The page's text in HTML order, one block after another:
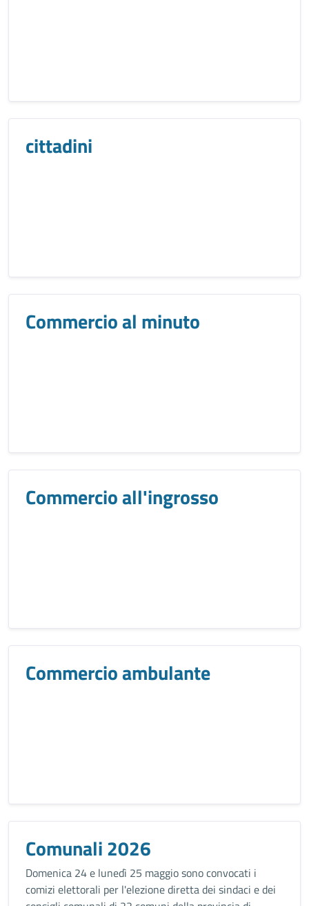
cittadini
Commercio al minuto
Commercio all'ingrosso
Commercio ambulante
Comunali 2026
Domenica 24 e lunedì 25 maggio sono convocati i
comizi elettorali per l'elezione diretta dei sindaci e dei